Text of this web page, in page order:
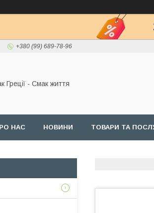
+380 (99) 689-78-96
Греції - Смак життя
НАС НОВИНИ ТОВАРИ ТА